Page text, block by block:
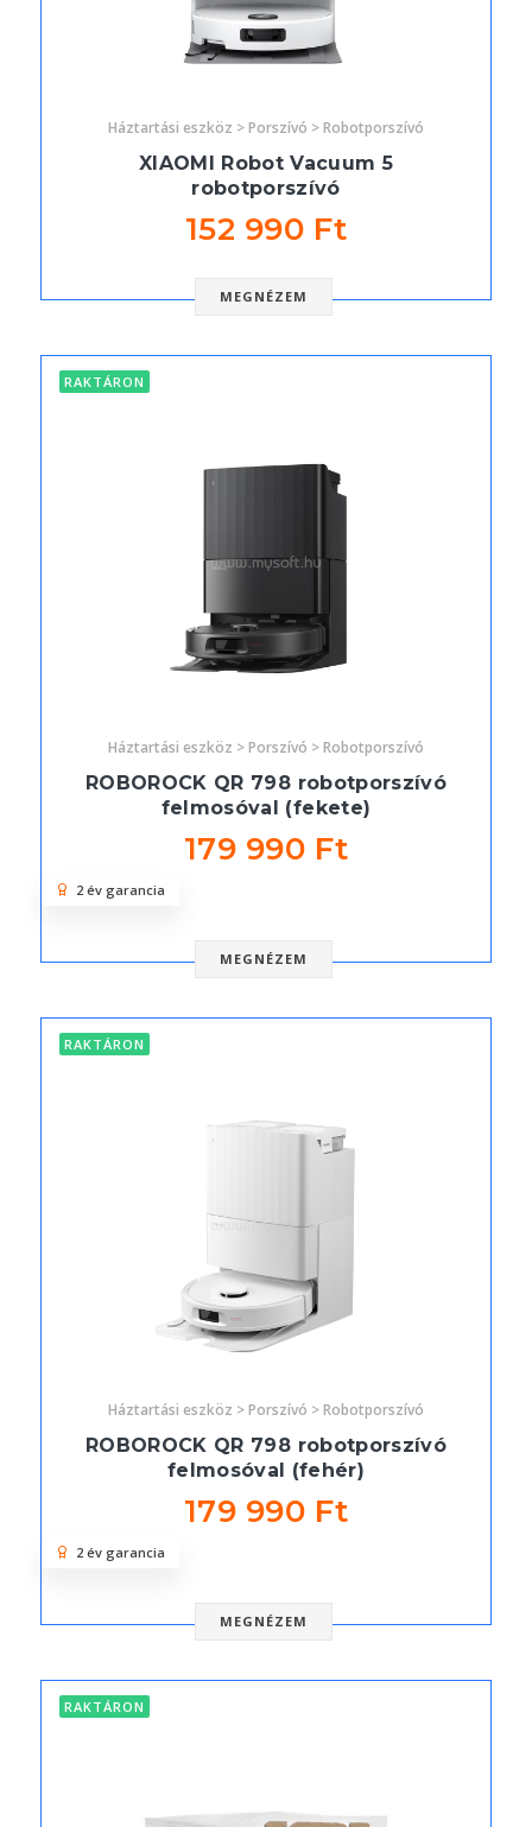
Háztartási eszköz > Porszívó > Robotporszívó
XIAOMI Robot Vacuum 5
robotporszívó
152 990 Ft
MEGNÉZEM
RAKTÁRON
Háztartási eszköz > Porszívó > Robotporszívó
ROBOROCK QR 798 robotporszívó
felmosóval (fekete)
179 990 Ft
MEGNÉZEM
2 év garancia
RAKTÁRON
Háztartási eszköz > Porszívó > Robotporszívó
ROBOROCK QR 798 robotporszívó
felmosóval (fehér)
179 990 Ft
MEGNÉZEM
2 év garancia
RAKTÁRON